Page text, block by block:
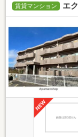
賃貸マンション エ